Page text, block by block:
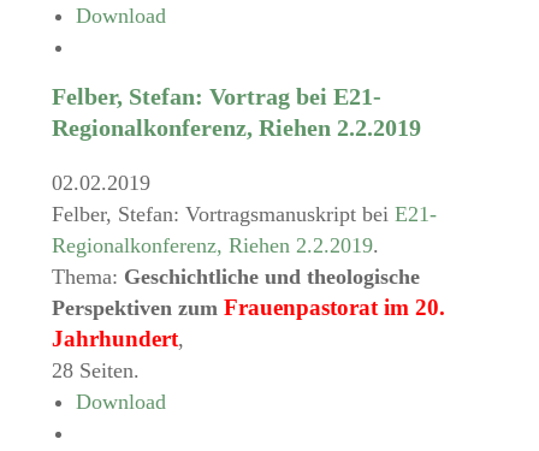
Download
Felber, Stefan: Vortrag bei E21-
Regionalkonferenz, Riehen 2.2.2019
02.02.2019
Felber, Stefan: Vortragsmanuskript bei E21-
Regionalkonferenz, Riehen 2.2.2019.
Thema: Geschichtliche und theologische
Perspektiven zum Frauenpastorat im 20.
Jahrhundert,
28 Seiten.
Download